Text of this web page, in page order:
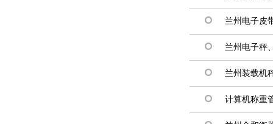
兰州电子皮
兰州电子秤
兰州装载机
计算机称重